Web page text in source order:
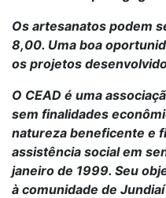
Os artesanatos podem
8,00. Uma boa
os projetos
O CEAD é uma
sem finalidades
natureza beneficente e
assistência social em
janeiro de 1999. Seu
à comunidade de